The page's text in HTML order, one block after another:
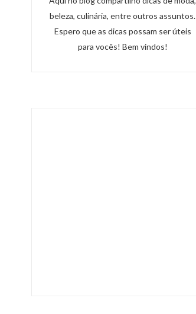
beleza, culinária, entre outros assuntos.
Espero que as dicas possam ser úteis
para vocês! Bem vindos!